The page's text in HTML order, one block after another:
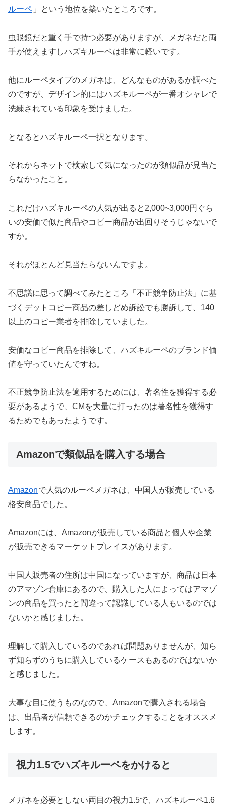
ルーペ 」という地位を築いたところです。
虫眼鏡だと重く手で持つ必要がありますが、メガネだと両
手が使えますしハズキルーペは非常に軽いです。
他にルーペタイプのメガネは、どんなものがあるか調べた
のですが、デザイン的にはハズキルーペが一番オシャレで
洗練されている印象を受けました。
となるとハズキルーペ一択となります。
それからネットで検索して気になったのが類似品が見当た
らなかったこと。
これだけハズキルーペの人気が出ると2,000~3,000円ぐら
いの安価で似た商品やコピー商品が出回りそうじゃないで
すか。
それがほとんど見当たらないんですよ。
不思議に思って調べてみたところ「不正競争防止法」に基
づくデットコピー商品の差しどめ訴訟でも勝訴して、140
以上のコピー業者を排除していました。
安価なコピー商品を排除して、ハズキルーペのブランド価
値を守っていたんですね。
不正競争防止法を適用するためには、著名性を獲得する必
要があるようで、CMを大量に打ったのは著名性を獲得す
るためでもあったようです。
Amazonで類似品を購入する場合
Amazonで人気のルーペメガネは、中国人が販売している
格安商品でした。
Amazonには、Amazonが販売している商品と個人や企業
が販売できるマーケットプレイスがあります。
中国人販売者の住所は中国になっていますが、商品は日本
のアマゾン倉庫にあるので、購入した人によってはアマゾ
ンの商品を買ったと間違って認識している人もいるのでは
ないかと感じました。
理解して購入しているのであれば問題ありませんが、知ら
ず知らずのうちに購入しているケースもあるのではないか
と感じました。
大事な目に使うものなので、Amazonで購入される場合
は、出品者が信頼できるのかチェックすることをオススメ
します。
視力1.5でハズキルーペをかけると
メガネを必要としない両目の視力1.5で、ハズキルーペ1.6